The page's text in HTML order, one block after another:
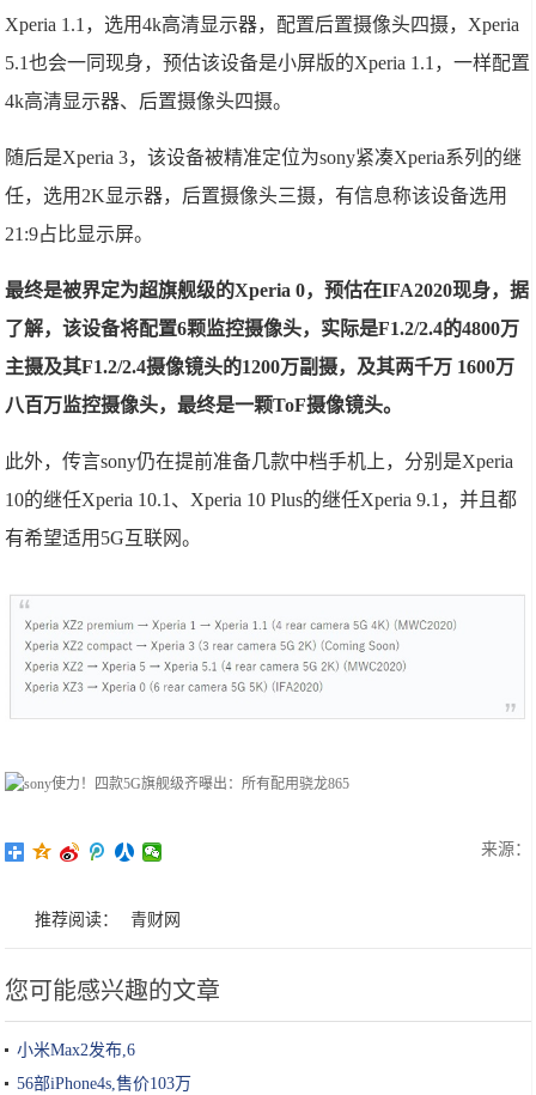
Xperia 1.1，选用4k高清显示器，配置后置摄像头四摄，Xperia
5.1也会一同现身，预估该设备是小屏版的Xperia 1.1，一样配置
4k高清显示器、后置摄像头四摄。
随后是Xperia 3，该设备被精准定位为sony紧凑Xperia系列的继
任，选用2K显示器，后置摄像头三摄，有信息称该设备选用
21:9占比显示屏。
最终是被界定为超旗舰级的Xperia 0，预估在IFA2020现身，据
了解，该设备将配置6颗监控摄像头，实际是F1.2/2.4的4800万
主摄及其F1.2/2.4摄像镜头的1200万副摄，及其两千万 1600万
八百万监控摄像头，最终是一颗ToF摄像镜头。
此外，传言sony仍在提前准备几款中档手机上，分别是Xperia
10的继任Xperia 10.1、Xperia 10 Plus的继任Xperia 9.1，并且都
有希望适用5G互联网。
来源：
推荐阅读： 青财网
您可能感兴趣的文章
小米Max2发布,6
56部iPhone4s,售价103万